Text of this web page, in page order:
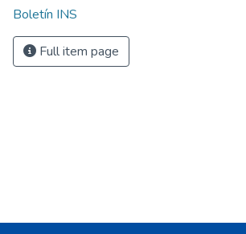
Boletín INS
Full item page